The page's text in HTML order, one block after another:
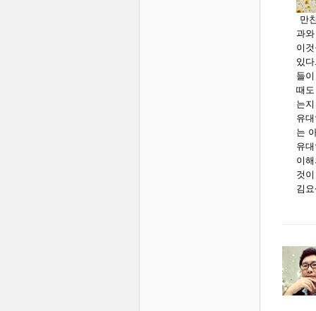
만
과
이
있
들
때
는
유
는
유
이
것
김